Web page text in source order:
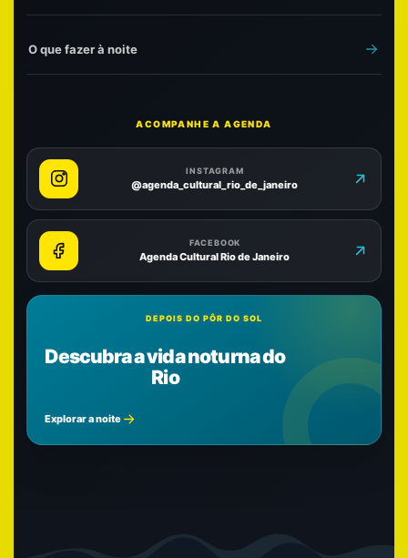
O que fazer à noite
ACOMPANHE A AGENDA
INSTAGRAM
@agenda_cultural_rio_de_janeiro
FACEBOOK
Agenda Cultural Rio de Janeiro
DEPOIS DO PÔR DO SOL
Descubra a vida noturna do
Rio
Explorar a noite